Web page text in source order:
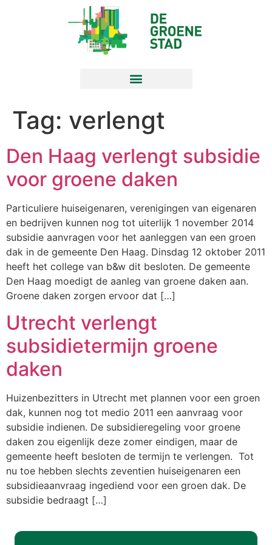
Tag: verlengt
Den Haag verlengt subsidie
voor groene daken
Particuliere huiseigenaren, verenigingen van eigenaren
en bedrijven kunnen nog tot uiterlijk 1 november 2014
subsidie aanvragen voor het aanleggen van een groen
dak in de gemeente Den Haag. Dinsdag 12 oktober 2011
heeft het college van b&w dit besloten. De gemeente
Den Haag moedigt de aanleg van groene daken aan.
Groene daken zorgen ervoor dat […]
Utrecht verlengt
subsidietermijn groene
daken
Huizenbezitters in Utrecht met plannen voor een groen
dak, kunnen nog tot medio 2011 een aanvraag voor
subsidie indienen. De subsidieregeling voor groene
daken zou eigenlijk deze zomer eindigen, maar de
gemeente heeft besloten de termijn te verlengen. Tot
nu toe hebben slechts zeventien huiseigenaren een
subsidieaanvraag ingediend voor een groen dak. De
subsidie bedraagt […]